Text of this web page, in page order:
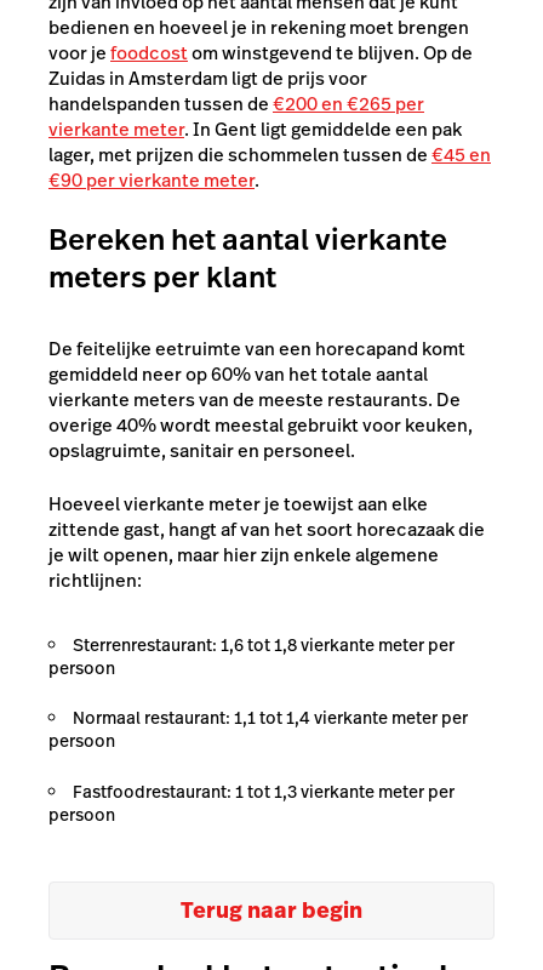
bedienen en hoeveel je in rekening moet brengen
voor jefoodcostom winstgevend te blijven. Op de
Zuidas in Amsterdam ligt de prijs voor
handelspanden tussen de€200 en €265 per
vierkante meter. In Gent ligt gemiddelde een pak
lager, met prijzen die schommelen tussen de€45 en
€90 per vierkante meter.
Bereken het aantal vierkante
meters per klant
De feitelijke eetruimte van een horecapand komt
gemiddeld neer op 60% van het totale aantal
vierkante meters van de meeste restaurants. De
overige 40% wordt meestal gebruikt voor keuken,
opslagruimte, sanitair en personeel.
Hoeveel vierkante meter je toewijst aan elke
zittende gast, hangt af van het soort horecazaak die
je wilt openen, maar hier zijn enkele algemene
richtlijnen:
Sterrenrestaurant: 1,6 tot 1,8 vierkante meter per
persoon
Normaal restaurant: 1,1 tot 1,4 vierkante meter per
persoon
Fastfoodrestaurant: 1 tot 1,3 vierkante meter per
persoon
Terug naar begin